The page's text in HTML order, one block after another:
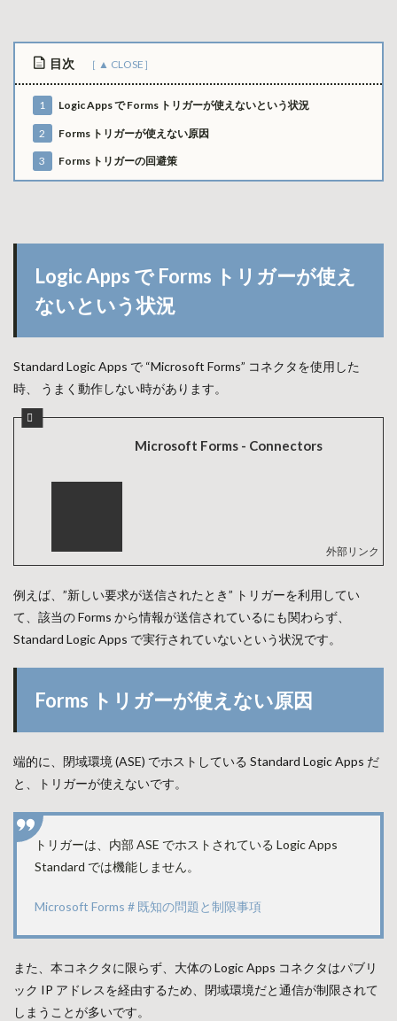
目次
1 Logic Apps で Forms トリガーが使えないという状況
2 Forms トリガーが使えない原因
3 Forms トリガーの回避策
Logic Apps で Forms トリガーが使え
ないという状況
Standard Logic Apps で “Microsoft Forms” コネクタを使用した
時、 うまく動作しない時があります。
Microsoft Forms - Connectors
例えば、”新しい要求が送信されたとき” トリガーを利用してい
て、該当の Forms から情報が送信されているにも関わらず、
Standard Logic Apps で実行されていないという状況です。
Forms トリガーが使えない原因
端的に、閉域環境 (ASE) でホストしている Standard Logic Apps だ
と、トリガーが使えないです。
トリガーは、内部 ASE でホストされている Logic Apps
Standard では機能しません。
Microsoft Forms # 既知の問題と制限事項
また、本コネクタに限らず、大体の Logic Apps コネクタはパブリ
ック IP アドレスを経由するため、閉域環境だと通信が制限されて
しまうことが多いです。